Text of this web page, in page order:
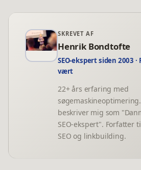
SKREVET AF
Henrik Bondtofte
SEO-ekspert siden 2003
vært
22+ års erfaring med
beskriver mig som
SEO-ekspert". Forfatter
SEO og linkbuilding.